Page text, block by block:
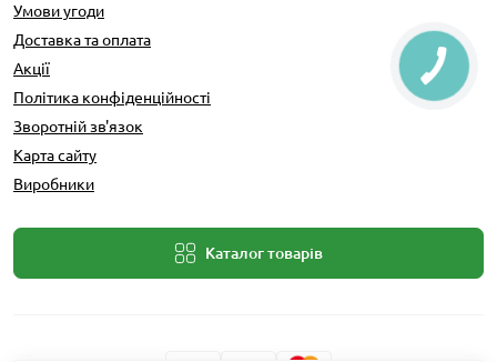
Умови угоди
Доставка та оплата
Акції
Політика конфіденційності
Зворотній зв'язок
Карта сайту
Виробники
Каталог товарів